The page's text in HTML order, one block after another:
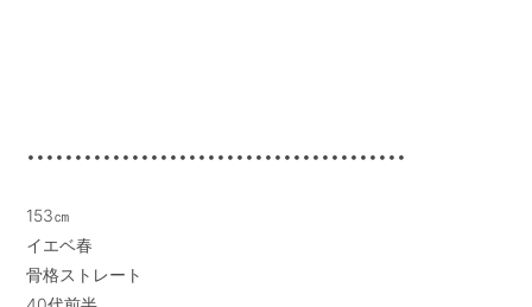
••••••••••••••••••••••••••••••••••••••••
153㎝
イエベ春
骨格ストレート